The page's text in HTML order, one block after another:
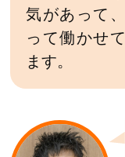
気があって
って働かせ
ます。